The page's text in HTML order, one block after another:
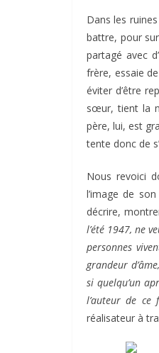
Dans les
battre, pour
partagé avec
frère, essaie
éviter d’être
sœur, tient la
père, lui, est
tente donc de
Nous revoici
l’image de
décrire,
l’été 1947, ne
personnes
grandeur
si quelqu’un
l’auteur de ce
réalisateur à